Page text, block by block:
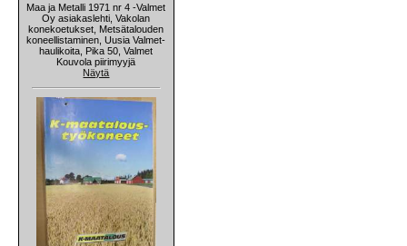
Maa ja Metalli 1971 nr 4 -Valmet
Oy asiakaslehti, Vakolan
konekoetukset, Metsätalouden
koneellistaminen, Uusia Valmet-
haulikoita, Pika 50, Valmet
Kouvola piirimyyjä
Näytä